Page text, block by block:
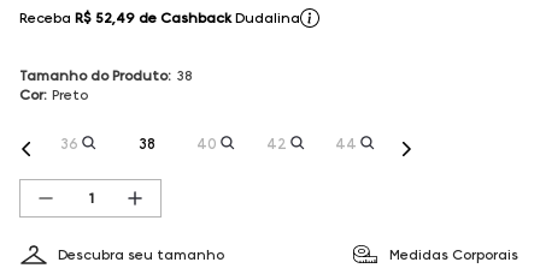
Receba R$ 52,49 de Cashback Dudalina
Tamanho do Produto: 38
Cor: Preto
36 38 40 42 44
Descubra seu tamanho Medidas Corporais